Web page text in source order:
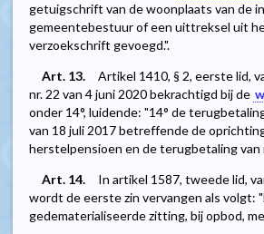
getuigschrift van de woonplaats van de
gemeentebestuur of een uittreksel uit
verzoekschrift gevoegd.".
Art. 13.
Artikel 1410, § 2, eerste lid,
nr. 22 van 4 juni 2020 bekrachtigd bij de
onder 14°, luidende: "14° de
van 18 juli 2017 betreffende de
herstelpensioen en de terugbetaling van
Art. 14.
In artikel 1587, tweede lid,
wordt de eerste zin vervangen als volgt:
gedematerialiseerde zitting, bij opbod,